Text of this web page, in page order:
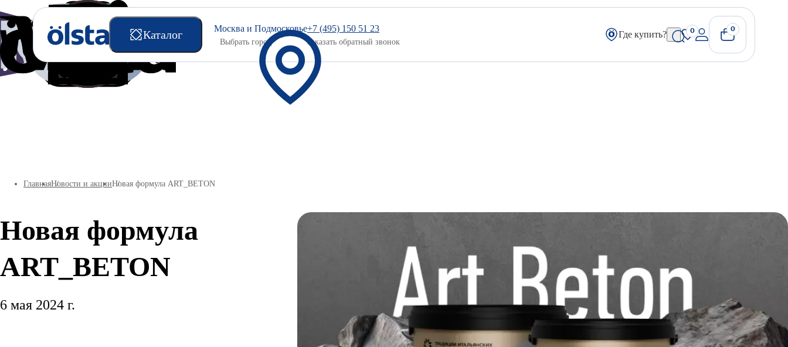
Каталог Москва и Подмосковье
Выбрать город
+7 (495) 150 51 23
Заказать обратный звонок
Где купить? 0 0
Подготовительные материалы
Универсальные краски
Интерьерные краски Новости и акции
Оплата и возврат
ГлавнаяНовости и акцииНовая формула ART_BETON
6 мая 2024 г.
Новая формула
ART_BETON